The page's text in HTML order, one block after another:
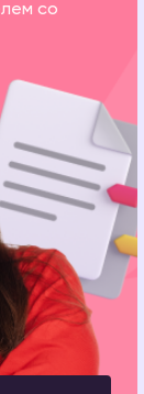
со